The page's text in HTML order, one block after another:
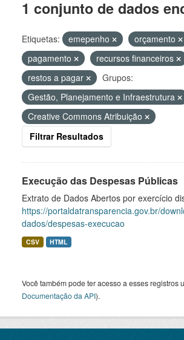
1 conjunto de dados
Etiquetas: emepenho
orçamento
pagamento
recursos financeiros
restos a pagar
Grupos:
Gestão, Planejamento e Infraestrutura
Creative Commons Atribuição
Filtrar Resultados
Execução das Despesas Públicas
Extrato de Dados Abertos por exercício
https://portaldatransparencia.gov.br/
dados/despesas-execucao
CSV HTML
Você também pode ter acesso a esses registros
Documentação da API).